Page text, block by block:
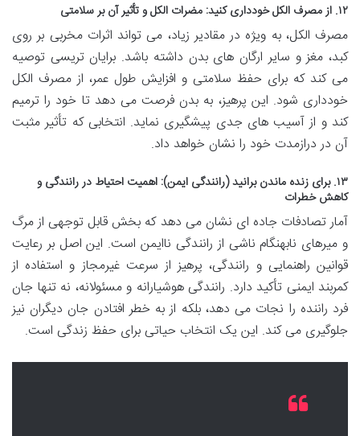
۱۲. از مصرف الکل خودداری کنید: مضرات الکل و تأثیر آن بر سلامتی
مصرف الکل، به ویژه در مقادیر زیاد، می تواند اثرات مخربی بر روی
کبد، مغز و سایر ارگان های بدن داشته باشد. برایان تریسی توصیه
می کند که برای حفظ سلامتی و افزایش طول عمر، از مصرف الکل
خودداری شود. این پرهیز، به بدن فرصت می دهد تا خود را ترمیم
کند و از آسیب های جدی پیشگیری نماید. انتخابی که تأثیر مثبت
آن در درازمدت خود را نشان خواهد داد.
۱۳. برای زنده ماندن برانید (رانندگی ایمن): اهمیت احتیاط در رانندگی و
کاهش خطرات
آمار تصادفات جاده ای نشان می دهد که بخش قابل توجهی از مرگ
و میرهای نابهنگام ناشی از رانندگی ناایمن است. این اصل بر رعایت
قوانین راهنمایی و رانندگی، پرهیز از سرعت غیرمجاز و استفاده از
کمربند ایمنی تأکید دارد. رانندگی هوشیارانه و مسئولانه، نه تنها جان
فرد راننده را نجات می دهد، بلکه از به خطر افتادن جان دیگران نیز
جلوگیری می کند. این یک انتخاب حیاتی برای حفظ زندگی است.